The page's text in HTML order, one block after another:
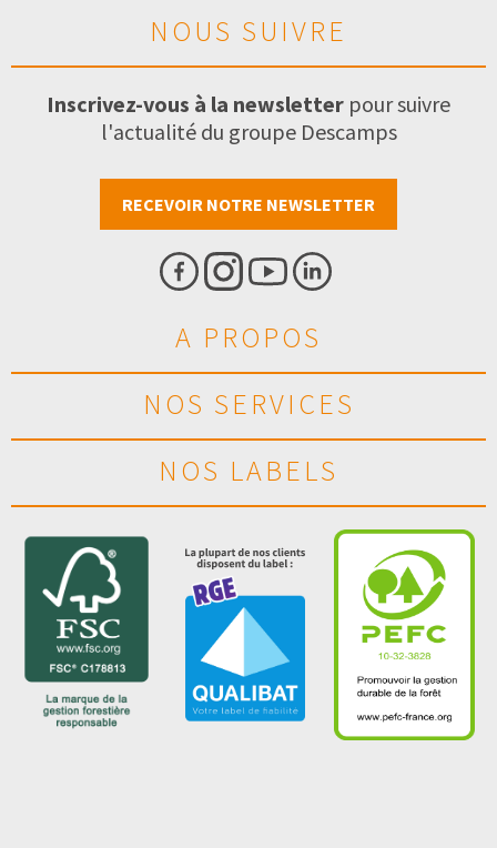
NOUS SUIVRE
Inscrivez-vous à la newsletter pour suivre
l'actualité du groupe Descamps
RECEVOIR NOTRE NEWSLETTER
A PROPOS
NOS SERVICES
NOS LABELS